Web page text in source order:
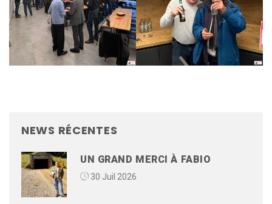
NEWS RÉCENTES
UN GRAND MERCI À FABIO
30 Juil 2026